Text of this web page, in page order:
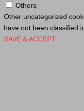
Others
Other uncategorized
have not been classified
SAVE & ACCEPT